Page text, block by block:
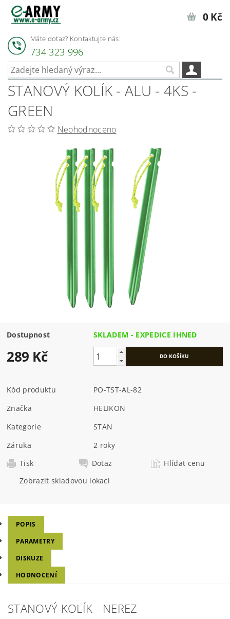
Máte dotaz? Kontaktujte nás:
734 323 996
0 Kč
STANOVÝ KOLÍK - ALU - 4KS -
GREEN
Neohodnoceno
Dostupnost SKLADEM - EXPEDICE IHNED
289 Kč
Kód produktu
PO-TST-AL-82
Značka
HELIKON
Kategorie
STAN
Záruka
2 roky
Tisk
Dotaz
Hlídat cenu
Zobrazit skladovou lokaci
POPIS
PARAMETRY
DISKUZE
HODNOCENÍ
STANOVÝ KOLÍK - NEREZ